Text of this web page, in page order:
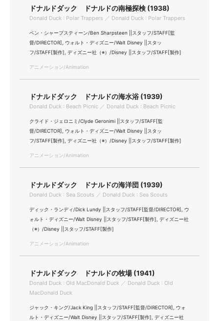
ドナルドダック ドナルドの南極探検 (1938)
Donald Duck : Polar Trappers ／ Donald Duck : Polar Trappers
ベン・シャープスティーン/Ben Sharpsteen ||スタッフ/STAFF[監
督/DIRECTOR], ウォルト・ディズニー/Walt Disney ||スタッ
フ/STAFF[製作], ディズニー社（※）/Disney ||スタッフ/STAFF[製作]
アニメーション/Animation
ドナルドダック ドナルドの海水浴 (1939)
Donald Duck : Beach Picnic ／ Donald Duck : Beach Picnic
クライド・ジェロニミ/Clyde Geronimi ||スタッフ/STAFF[監
督/DIRECTOR], ウォルト・ディズニー/Walt Disney ||スタッ
フ/STAFF[製作], ディズニー社（※）/Disney ||スタッフ/STAFF[製作]
アニメーション/Animation
ドナルドダック ドナルドの海洋団 (1939)
Donald Duck : Sea Scouts ／ Donald Duck : Sea Scouts
ディック・ランディ/Dick Lundy ||スタッフ/STAFF[監督/DIRECTOR], ウ
ォルト・ディズニー/Walt Disney ||スタッフ/STAFF[製作], ディズニー社
（※）/Disney ||スタッフ/STAFF[製作]
アニメーション/Animation
ドナルドダック ドナルドの牧場 (1941)
Donald Duck : Old MacDonald Duck ／ Donald Duck : Old
MacDonald Duck
ジャック・キング/Jack King ||スタッフ/STAFF[監督/DIRECTOR], ウォ
ルト・ディズニー/Walt Disney ||スタッフ/STAFF[製作], ディズニー社